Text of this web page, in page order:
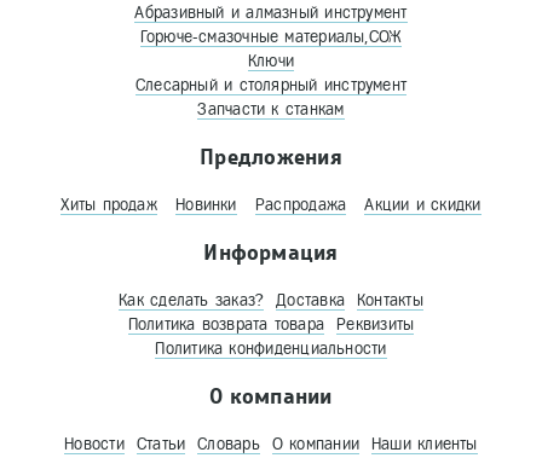
Абразивный и алмазный инструмент
Горюче-смазочные материалы,СОЖ
Ключи
Слесарный и столярный инструмент
Запчасти к станкам
Предложения
Хиты продаж Новинки Распродажа Акции и скидки
Информация
Как сделать заказ? Доставка
Контакты
Политика возврата товара
Реквизиты
Политика конфиденциальности
О компании
Новости Статьи Словарь О компании
Наши клиенты